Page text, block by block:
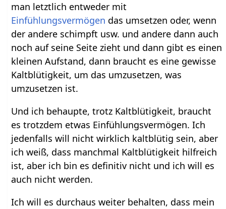
man letztlich entweder mit
Einfühlungsvermögen das umsetzen oder, wenn
der andere schimpft usw. und andere dann auch
noch auf seine Seite zieht und dann gibt es einen
kleinen Aufstand, dann braucht es eine gewisse
Kaltblütigkeit, um das umzusetzen, was
umzusetzen ist.
Und ich behaupte, trotz Kaltblütigkeit, braucht
es trotzdem etwas Einfühlungsvermögen. Ich
jedenfalls will nicht wirklich kaltblütig sein, aber
ich weiß, dass manchmal Kaltblütigkeit hilfreich
ist, aber ich bin es definitiv nicht und ich will es
auch nicht werden.
Ich will es durchaus weiter behalten, dass mein